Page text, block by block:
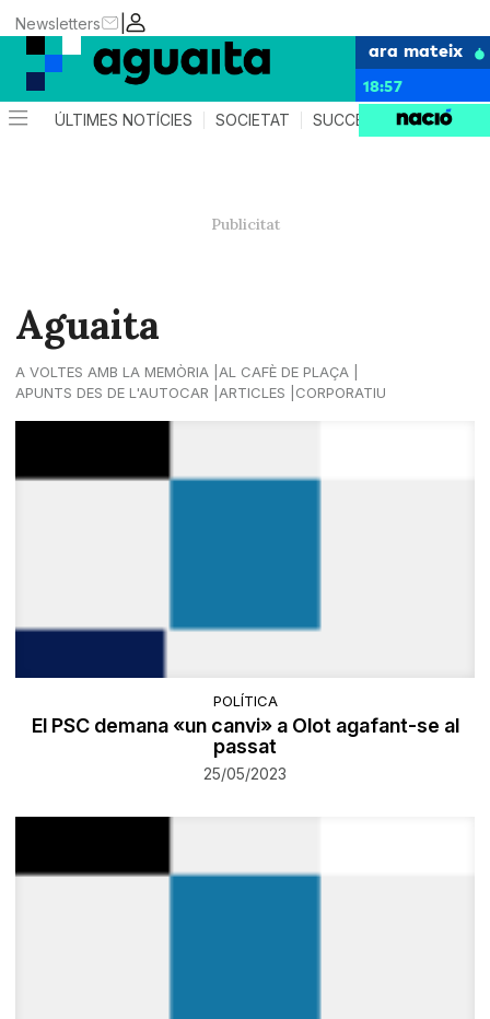
|
Newsletters
ara mateix
18:57
ÚLTIMES NOTÍCIES SOCIETAT SUCCESSOS AGENDA
Aguaita
A VOLTES AMB LA MEMÒRIA
AL CAFÈ DE PLAÇA
APUNTS DES DE L'AUTOCAR
ARTICLES CORPORATIU
POLÍTICA
​El PSC demana «un canvi» a Olot agafant-se al
passat
25/05/2023